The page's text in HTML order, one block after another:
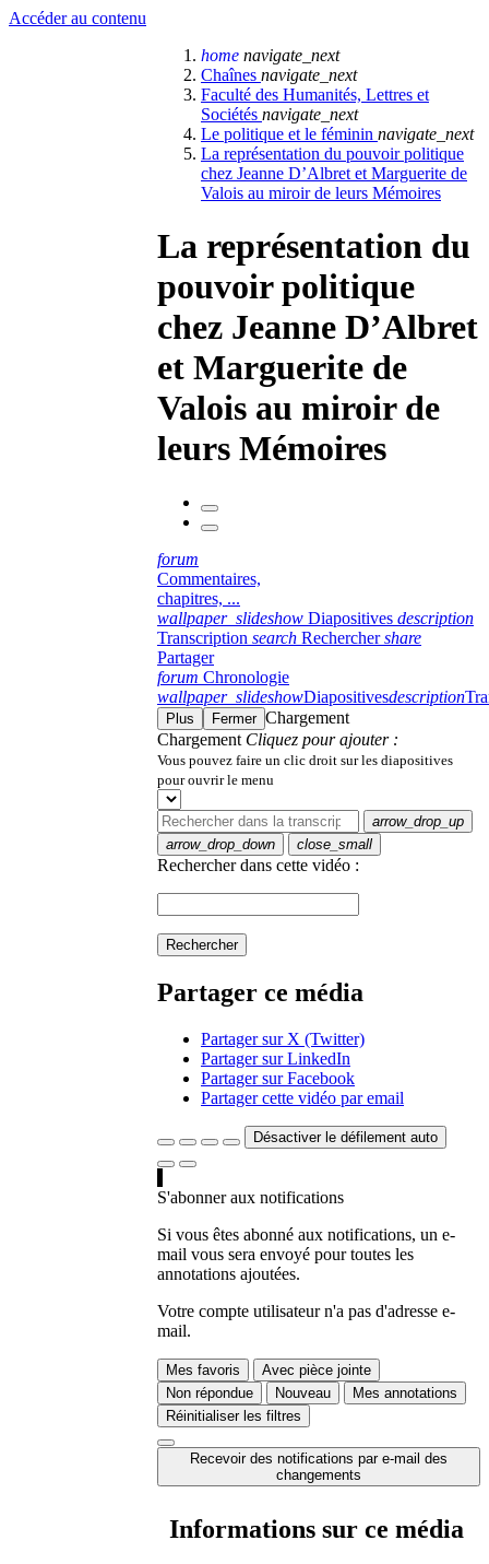
Accéder au contenu
home navigate_next
Chaînes navigate_next
Faculté des Humanités, Lettres et
Sociétés navigate_next
Le politique et le féminin navigate_next
La représentation du pouvoir politique
chez Jeanne D’Albret et Marguerite de
Valois au miroir de leurs Mémoires
La représentation du
pouvoir politique
chez Jeanne D’Albret
et Marguerite de
Valois au miroir de
leurs Mémoires
forum
Commentaires,
chapitres, ...
wallpaper_slideshow Diapositives description
Transcription search Rechercher share
Partager
forum Chronologie
wallpaper_slideshowDiapositivesdescription
Plus Fermer Chargement
Chargement Cliquez pour ajouter :
Vous pouvez faire un clic droit sur les diapositives
pour ouvrir le menu
arrow_drop_up
arrow_drop_down
close_small
Rechercher dans cette vidéo :
Rechercher
Partager ce média
Partager sur X (Twitter)
Partager sur LinkedIn
Partager sur Facebook
Partager cette vidéo par email
Désactiver le défilement auto
S'abonner aux notifications
Si vous êtes abonné aux notifications, un e-
mail vous sera envoyé pour toutes les
annotations ajoutées.
Votre compte utilisateur n'a pas d'adresse e-
mail.
Mes favoris
Avec pièce jointe
Non répondue
Nouveau
Mes annotations
Réinitialiser les filtres
Recevoir des notifications par e-mail des
changements
Informations sur ce média